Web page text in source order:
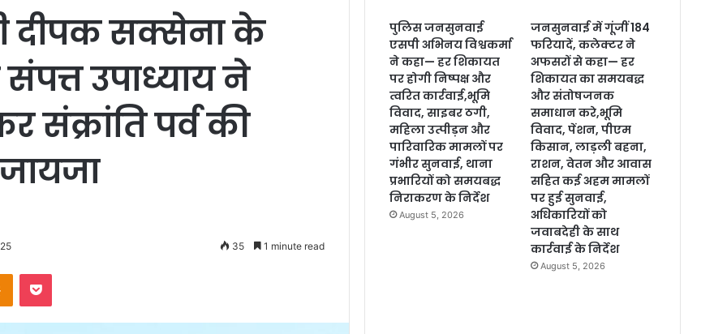
दीपक सक्सेना के
उपाध्याय ने
संक्रांति पर्व की
35 1 minute read
पुलिस जनसुनवाई
एसपी अभिनय विश्वकर्मा
ने कहा— हर शिकायत
पर होगी निष्पक्ष और
त्वरित कार्रवाई,भूमि
विवाद, साइबर ठगी,
महिला उत्पीड़न और
पारिवारिक मामलों पर
गंभीर सुनवाई, थाना
प्रभारियों को समयबद्ध
निराकरण के निर्देश
August 5, 2026
जनसुनवाई में गूंजीं 184
फरियादें, कलेक्टर ने
अफसरों से कहा— हर
शिकायत का समयबद्ध
और संतोषजनक
समाधान करे,भूमि
विवाद, पेंशन, पीएम
किसान, लाड़ली बहना,
राशन, वेतन और आवास
सहित कई अहम मामलों
पर हुई सुनवाई,
अधिकारियों को
जवाबदेही के साथ
कार्रवाई के निर्देश
August 5, 2026